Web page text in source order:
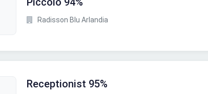
Radisson Blu Arlandia
Receptionist 95%